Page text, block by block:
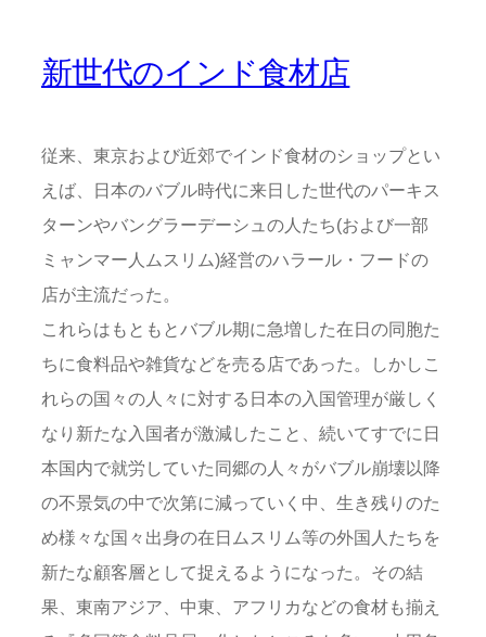
新世代のインド食材店
従来、東京および近郊でインド食材のショップとい
えば、日本のバブル時代に来日した世代のパーキス
ターンやバングラーデーシュの人たち(および一部
ミャンマー人ムスリム)経営のハラール・フードの
店が主流だった。
これらはもともとバブル期に急増した在日の同胞た
ちに食料品や雑貨などを売る店であった。しかしこ
れらの国々の人々に対する日本の入国管理が厳しく
なり新たな入国者が激減したこと、続いてすでに日
本国内で就労していた同郷の人々がバブル崩壊以降
の不景気の中で次第に減っていく中、生き残りのた
め様々な国々出身の在日ムスリム等の外国人たちを
新たな顧客層として捉えるようになった。その結
果、東南アジア、中東、アフリカなどの食材も揃え